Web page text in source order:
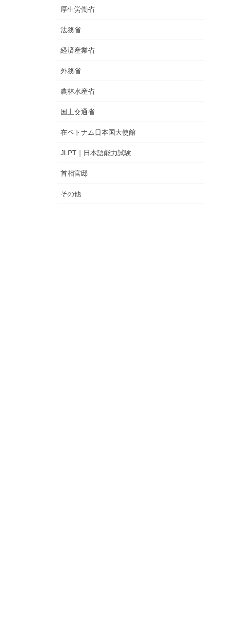
厚生労働省
法務省
経済産業省
外務省
農林水産省
国土交通省
在ベトナム日本国大使館
JLPT｜日本語能力試験
首相官邸
その他